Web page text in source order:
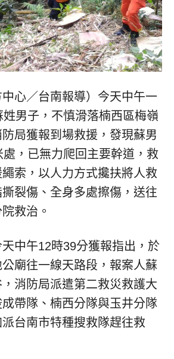
中心／台南報導）今天中午一
男子，不慎滑落楠西區梅嶺
局獲報到場救援，發現蘇男
，已無力爬回主要幹道，救
索，以人力方式攙扶將人救
裂傷、全身多處擦傷，送往
救治。
中午12時39分獲報指出，於
廟往一線天路段，報案人蘇
消防局派遣第二救災救護大
帶隊、楠西分隊與玉井分隊
台南市特種搜救隊趕往救